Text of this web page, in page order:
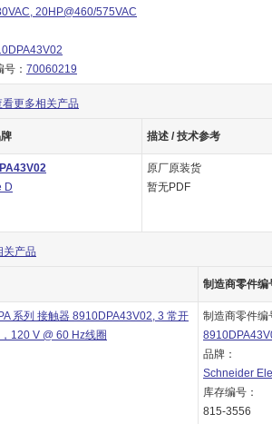
20HP@460/575VAC
： 70060219
看更多相关产品
描述 / 技术参考
D
原厂原装货
暂无PDF
关产品
制造商零件编
系列 接触器 8910DPA43V02, 3 常开
120 V @ 60 Hz线圈
制造商零件编
品牌：
Schneider
库存编号：
815-3556